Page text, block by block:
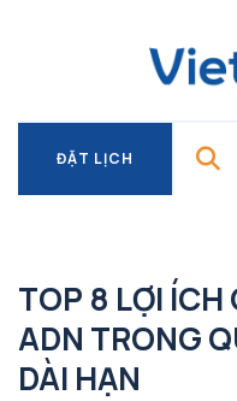
ĐẶT LỊCH
TOP 8 LỢI ÍCH
ADN TRONG
DÀI HẠN